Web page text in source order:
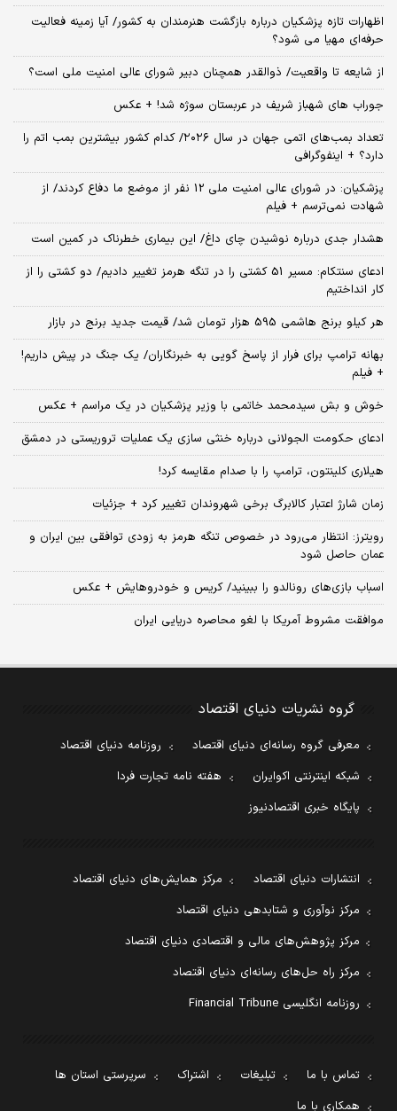
اظهارات تازه پزشکیان درباره بازگشت هنرمندان به کشور/ آیا زمینه فعالیت
حرفه‌ای مهیا می شود؟
از شایعه تا واقعیت/ ذوالقدر همچنان دبیر شورای ‌عالی امنیت ملی است؟
جوراب های شهباز شریف در عربستان سوژه شد! + عکس
تعداد بمب‌های اتمی جهان در سال ۲۰۲۶/ کدام کشور بیشترین بمب اتم را
دارد؟ + اینفوگرافی
پزشکیان: در شورای عالی امنیت ملی 12 نفر از موضع ما دفاع کردند/ از
شهادت نمی‌ترسم + فیلم
هشدار جدی درباره نوشیدن چای داغ/ این بیماری خطرناک در کمین است
ادعای سنتکام: مسیر 51 کشتی را در تنگه هرمز تغییر دادیم/ دو کشتی را از
کار انداختیم
هر کیلو برنج هاشمی 595 هزار تومان شد/ قیمت جدید برنج در بازار
بهانه ترامپ برای فرار از پاسخ گویی به خبرنگاران/ یک جنگ در پیش داریم!
+ فیلم
خوش و بش سیدمحمد خاتمی با وزیر پزشکیان در یک مراسم + عکس
ادعای حکومت الجولانی درباره خنثی سازی یک عملیات تروریستی در دمشق
هیلاری کلینتون، ترامپ را با صدام مقایسه کرد!
زمان شارژ اعتبار کالابرگ برخی شهروندان تغییر کرد + جزئیات
رویترز: انتظار می‌رود در خصوص تنگه هرمز به زودی توافقی بین ایران و
عمان حاصل شود
اسباب‌ بازی‌های رونالدو را ببینید/ کریس و خودروهایش + عکس
موافقت مشروط آمریکا با لغو محاصره دریایی ایران
گروه نشریات دنیای اقتصاد
معرفی گروه رسانه‌ای دنیای اقتصاد
روزنامه دنیای اقتصاد
شبکه اینترنتی اکوایران
هفته نامه تجارت فردا
پایگاه خبری اقتصادنیوز
انتشارات دنیای اقتصاد
مرکز همایش‌های دنیای اقتصاد
مرکز نوآوری و شتابدهی دنیای اقتصاد
مرکز پژوهش‌های مالی و اقتصادی دنیای اقتصاد
مرکز راه حل‌های رسانه‌ای دنیای اقتصاد
روزنامه انگلیسی Financial Tribune
تماس با ما تبلیغات اشتراک
سرپرستی استان ها
همکاری با ما